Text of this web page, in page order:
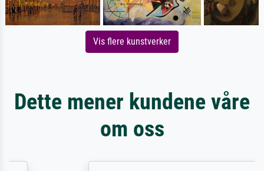
Vis flere kunstverker
Dette mener kundene våre
om oss